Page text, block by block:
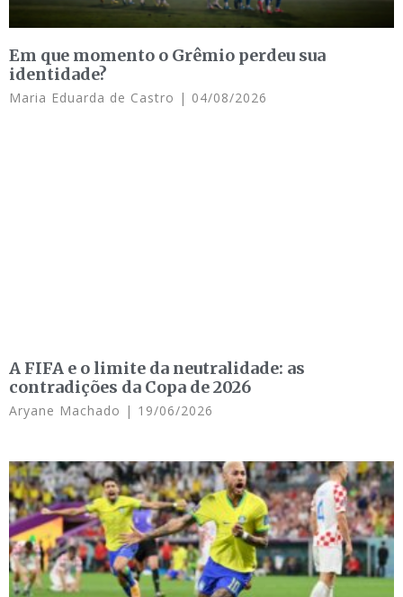
Em que momento o Grêmio perdeu sua
identidade?
Maria Eduarda de Castro 04/08/2026
A FIFA e o limite da neutralidade: as
contradições da Copa de 2026
Aryane Machado 19/06/2026